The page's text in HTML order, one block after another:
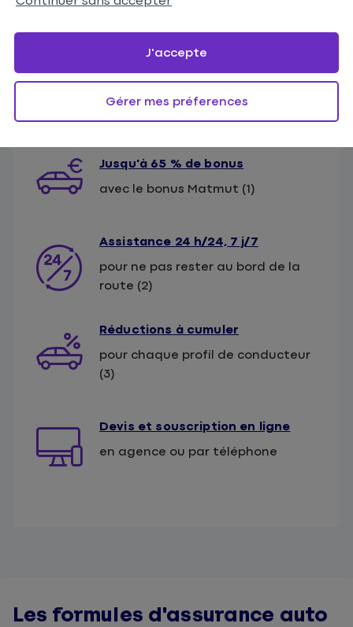
Jusqu'à 65 % de bonus
avec le bonus Matmut (1)
Assistance 24 h/24, 7 j/7
pour ne pas rester au bord de la
route (2)
Réductions à cumuler
pour chaque profil de conducteur
(3)
Devis et souscription en ligne
en agence ou par téléphone
Les formules d'assurance auto
Gérer mes préferences
J'accepte